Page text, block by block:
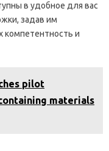
в удобное для вас
задав им
компетентность и
pilot
materials